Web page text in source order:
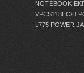
NOTEBOOK
VPCS118EC/B
L775 POWER